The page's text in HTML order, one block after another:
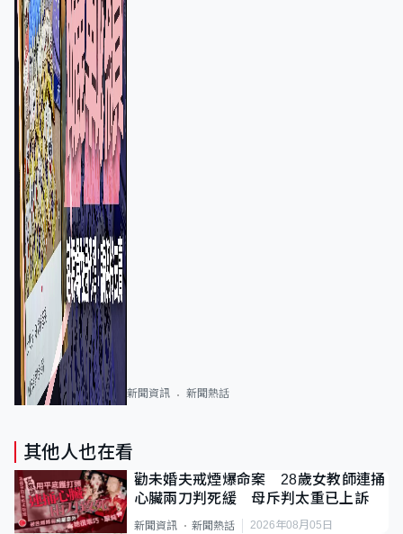
新聞資訊 新聞熱話
其他人也在看
勸未婚夫戒煙爆命案 28歲女教師連捅
心臟兩刀判死緩 母斥判太重已上訴
新聞資訊 新聞熱話 2026年08月05日